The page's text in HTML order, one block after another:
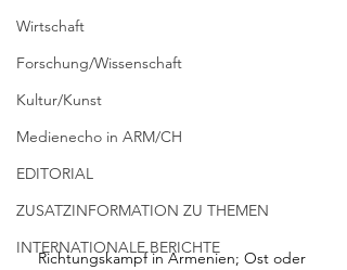
Wirtschaft
Forschung/Wissenschaft
Kultur/Kunst
Medienecho in ARM/CH
EDITORIAL
ZUSATZINFORMATION ZU THEMEN
INTERNATIONALE BERICHTE
Richtungskampf in Armenien; Ost oder